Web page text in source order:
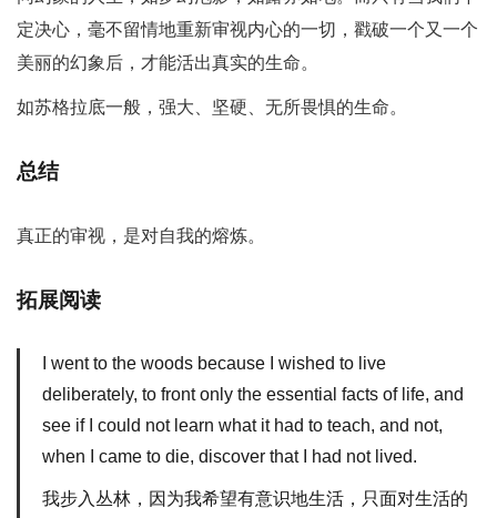
定决心，毫不留情地重新审视内心的一切，戳破一个又一个
美丽的幻象后，才能活出真实的生命。
如苏格拉底一般，强大、坚硬、无所畏惧的生命。
总结
真正的审视，是对自我的熔炼。
拓展阅读
I went to the woods because I wished to live
deliberately, to front only the essential facts of life, and
see if I could not learn what it had to teach, and not,
when I came to die, discover that I had not lived.
我步入丛林，因为我希望有意识地生活，只面对生活的